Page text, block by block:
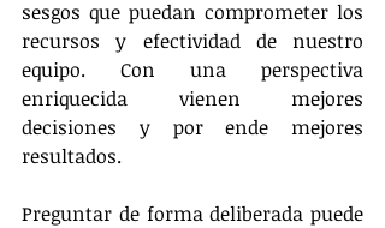
sesgos que puedan comprometer los
recursos y efectividad de nuestro
equipo. Con una perspectiva
enriquecida vienen mejores
decisiones y por ende mejores
resultados.
Preguntar de forma deliberada puede